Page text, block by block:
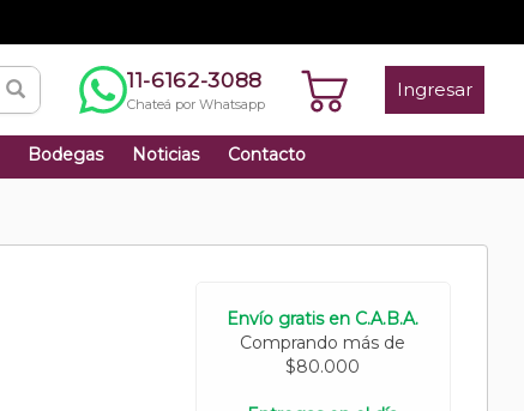
11-6162-3088
Chateá por Whatsapp
Ingresar
Bodegas Noticias Contacto
Envío gratis en C.A.B.A.
Comprando más de
$80.000